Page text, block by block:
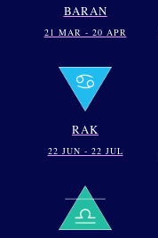
BARAN
21 MAR - 20 APR
RAK
22 JUN - 22 JUL